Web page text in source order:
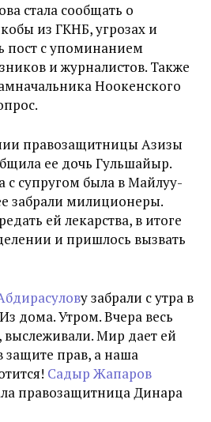
стала сообщать о
из ГКНБ, угрозах и
пост с упоминанием
и журналистов. Также
Ноокенского
правозащитницы Азизы
ее дочь Гульшайыр.
с супругом была вМайлуу-
забрали милиционеры.
ей лекарства, в итоге
и пришлось вызвать
у забрали с утра в
дома. Утром. Вчера весь
выслеживали. Мир дает ей
защите прав, а наша
Садыр Жапаров
правозащитница Динара